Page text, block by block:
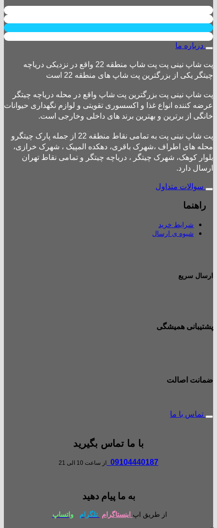
درباره ما
پت شاپ نینی پت پت شاپ منطقه 22 واقع در نزدیکی دریاچه
چیتگر یکی از بزرگترین پت شاپ های منطقه 22 است
پت شاپ نینی پت بزرگترین پت شاپ واقع در محله دریاچه چیتگر
عرضه کننده انواع غذا و اکسسوری تقویتی و لوازم نگهداری حیوانات
خانگی از برترین و بهترین برند های داخلی وخارجی است.
پت شاپ نینی پت به تمامی نقاط منطقه 22 از جمله پارک چیتگرو
محله های اطراف ،شهرک باقری، دهکده المپیک ، شهرک خرازی،
بلوار کوهک، شهرک چیتگر ، دریاچه چیتگر و تمامی نقاط تهران
ارسال دارد.
سوالات متداول
راهنما
شرایط خرید
شیوه ی ارسال
ارسال سریع
پشتیبانی همیشگی
ضمانت اصالت
تماس با ما
با ما تماس بگیرید
09104440187 از ساعت 10 الی 21
به ما پیام دهید
از طریق اپ اینستاگرام تلگرام واتساپ